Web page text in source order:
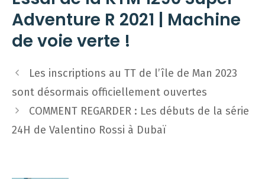
Adventure R 2021 | Machine
de voie verte !
Navigation
des
Les inscriptions au TT de l’île de Man 2023
sont désormais officiellement ouvertes
COMMENT REGARDER : Les débuts de la série
24H de Valentino Rossi à Dubaï